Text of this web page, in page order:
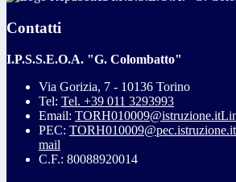
Contatti
I.P.S.S.E.O.A. "G. Colombatto"
Via Gorizia, 7 - 10136 Torino
Tel: Tel. +39 011 3293993
Email: TORH010009@istruzione.it
PEC: TORH010009@pec.istruzione.it
mail
C.F.: 80088920014